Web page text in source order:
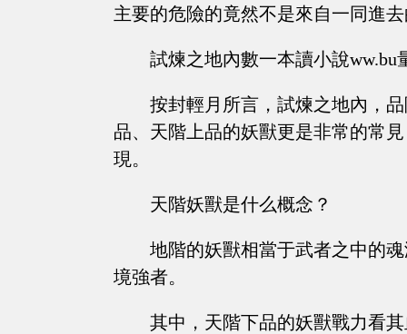
主要的危險的竟然不是來自一同進
試煉之地內數一本讀小說
按封輕月所言，試煉之地內，
品、天階上品的妖獸更是非常的常
現。
天階妖獸是什么概念？
地階的妖獸相當于武者之中的
境強者。
其中，天階下品的妖獸戰力看